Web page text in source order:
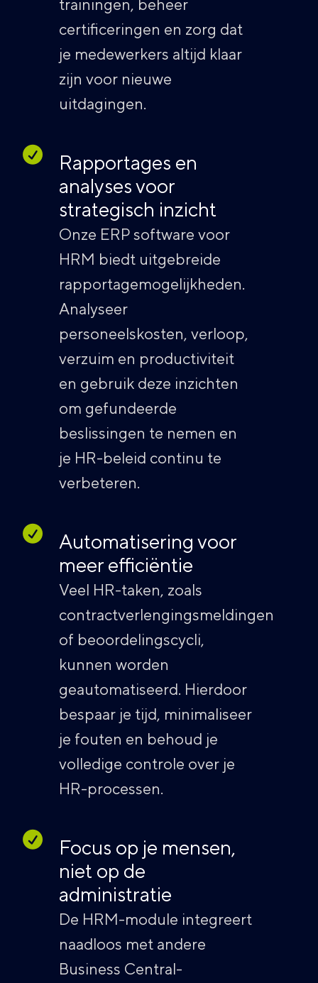
trainingen, beheer
certificeringen en zorg dat
je medewerkers altijd klaar
zijn voor nieuwe
uitdagingen.
Rapportages en
analyses voor
strategisch inzicht
Onze ERP software voor
HRM biedt uitgebreide
rapportagemogelijkheden.
Analyseer
personeelskosten, verloop,
verzuim en productiviteit
en gebruik deze inzichten
om gefundeerde
beslissingen te nemen en
je HR-beleid continu te
verbeteren.
Automatisering voor
meer efficiëntie
Veel HR-taken, zoals
contractverlengingsmeldingen
of beoordelingscycli,
kunnen worden
geautomatiseerd. Hierdoor
bespaar je tijd, minimaliseer
je fouten en behoud je
volledige controle over je
HR-processen.
Focus op je mensen,
niet op de
administratie
De HRM-module integreert
naadloos met andere
Business Central-